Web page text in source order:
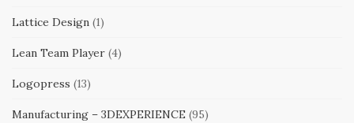
Lattice Design (1)
Lean Team Player (4)
Logopress (13)
Manufacturing – 3DEXPERIENCE (95)